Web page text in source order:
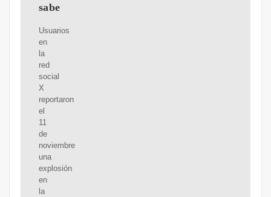
sabe
Usuarios
en
la
red
social
X
reportaron
el
11
de
noviembre
una
explosión
en
la